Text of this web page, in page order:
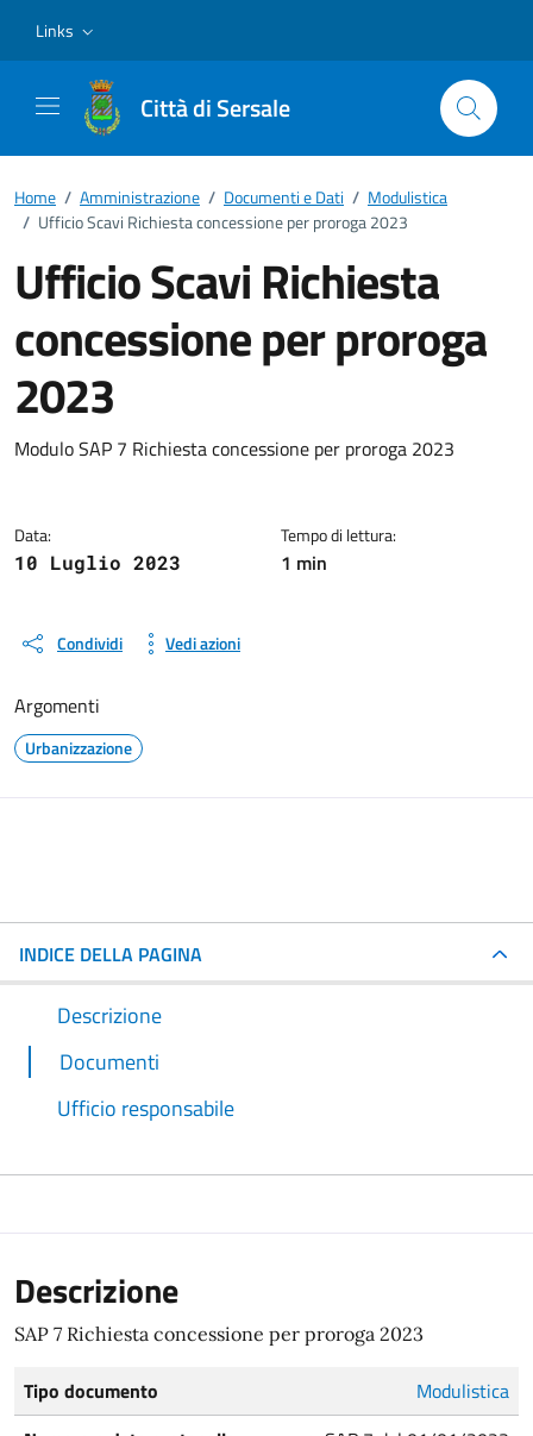
Links
Città di Sersale
Home / Amministrazione / Documenti e Dati / Modulistica
/ Ufficio Scavi Richiesta concessione per proroga 2023
Ufficio Scavi Richiesta
concessione per proroga
2023
Dettagli del documento
Modulo SAP 7 Richiesta concessione per proroga 2023
Data:
10 Luglio 2023
Tempo di lettura:
1 min
Condividi Vedi azioni
Argomenti
Urbanizzazione
INDICE DELLA PAGINA
Descrizione
Documenti
Ufficio responsabile
Descrizione
SAP 7 Richiesta concessione per proroga 2023
Tipo documento
Modulistica